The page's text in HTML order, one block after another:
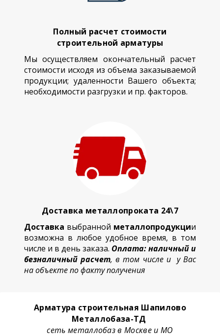
Полный расчет стоимости
строительной арматуры
Мы осуществляем окончательный расчет
стоимости исходя из объема заказываемой
продукции; удаленности Вашего объекта;
необходимости разгрузки и пр. факторов.
Доставка металлопроката 24\7
Доставка выбранной металлопродукции
возможна в любое удобное время, в том
числе и в день заказа. Оплата: наличный и
безналичный расчет, в том числе и у Вас
на объекте по факту получения
Арматура строительная Шапилово
Металлобаза-ТД
сеть металлобаз в Москве и МО